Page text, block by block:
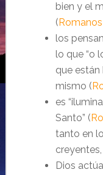
bien y el
(Romanos
los
lo que “o
que están
mismo (
es
Santo” (
tanto en
Dios